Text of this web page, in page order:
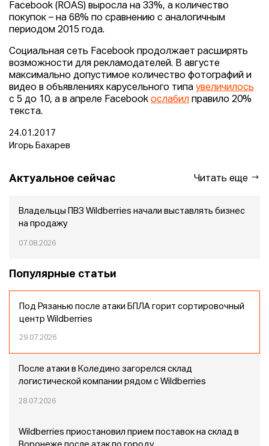
Facebook (ROAS) выросла на 33%, а количество
покупок – на 68% по сравнению с аналогичным
периодом 2015 года.
Социальная сеть Facebook продолжает расширять
возможности для рекламодателей. В августе
максимально допустимое количество фотографий и
видео в объявлениях карусельного типа увеличилось
с 5 до 10, а в апреле Facebook ослабил правило 20%
текста.
24.01.2017
Игорь Бахарев
Актуальное сейчас Читать еще
Владельцы ПВЗ Wildberries начали выставлять бизнес
на продажу
07.08.2026
Популярные статьи
Под Рязанью после атаки БПЛА горит сортировочный
центр Wildberries
29.07.2026
После атаки в Коледино загорелся склад
логистической компании рядом с Wildberries
28.07.2026
Wildberries приостановил прием поставок на склад в